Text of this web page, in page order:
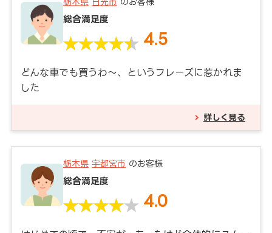
総合満足度
4.5
どんな車でも買うわ～、というフレーズに惹かれま
した
詳しく見る
栃木県 宇都宮市 のお客様
総合満足度
4.0